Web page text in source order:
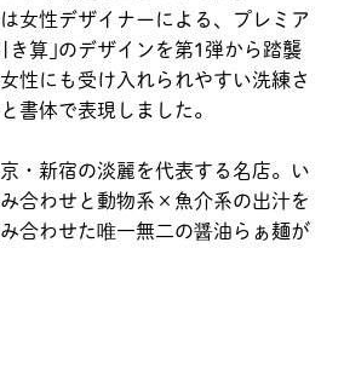
女性デザイナーによる、プレミア
き算｣のデザインを第1弾から踏襲
性にも受け入れられやすい洗練さ
書体で表現しました。
・新宿の淡麗を代表する名店。い
合わせと動物系×魚介系の出汁を
合わせた唯一無二の醤油らぁ麺が